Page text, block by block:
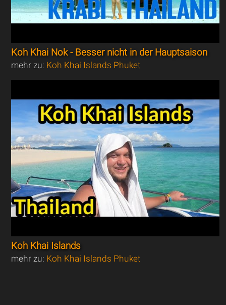
Koh Khai Nok - Besser nicht in der Hauptsaison
mehr zu: Koh Khai Islands Phuket
Koh Khai Islands
mehr zu: Koh Khai Islands Phuket